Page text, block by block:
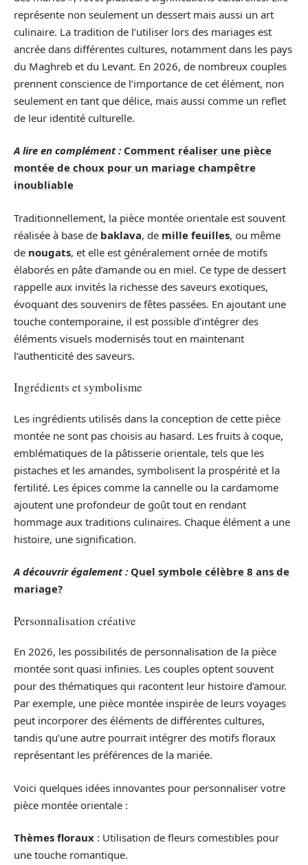
représente non seulement un dessert mais aussi un art
culinaire. La tradition de l’utiliser lors des mariages est
ancrée dans différentes cultures, notamment dans les pays
du Maghreb et du Levant. En 2026, de nombreux couples
prennent conscience de l’importance de cet élément, non
seulement en tant que délice, mais aussi comme un reflet
de leur identité culturelle.
A lire en complément : Comment réaliser une pièce
montée de choux pour un mariage champêtre
inoubliable
Traditionnellement, la pièce montée orientale est souvent
réalisée à base de baklava, de mille feuilles, ou même
de nougats, et elle est généralement ornée de motifs
élaborés en pâte d’amande ou en miel. Ce type de dessert
rappelle aux invités la richesse des saveurs exotiques,
évoquant des souvenirs de fêtes passées. En ajoutant une
touche contemporaine, il est possible d’intégrer des
éléments visuels modernisés tout en maintenant
l’authenticité des saveurs.
Ingrédients et symbolisme
Les ingrédients utilisés dans la conception de cette pièce
montée ne sont pas choisis au hasard. Les fruits à coque,
emblématiques de la pâtisserie orientale, tels que les
pistaches et les amandes, symbolisent la prospérité et la
fertilité. Les épices comme la cannelle ou la cardamome
ajoutent une profondeur de goût tout en rendant
hommage aux traditions culinaires. Chaque élément a une
histoire, une signification.
A découvrir également : Quel symbole célèbre 8 ans de
mariage?
Personnalisation créative
En 2026, les possibilités de personnalisation de la pièce
montée sont quasi infinies. Les couples optent souvent
pour des thématiques qui racontent leur histoire d’amour.
Par exemple, une pièce montée inspirée de leurs voyages
peut incorporer des éléments de différentes cultures,
tandis qu’une autre pourrait intégrer des motifs floraux
représentant les préférences de la mariée.
Voici quelques idées innovantes pour personnaliser votre
pièce montée orientale :
Thèmes floraux : Utilisation de fleurs comestibles pour
une touche romantique.